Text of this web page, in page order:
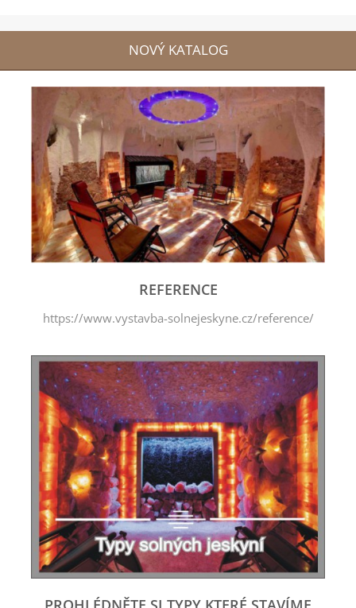
NOVÝ KATALOG
REFERENCE
https://www.vystavba-solnejeskyne.cz/reference/